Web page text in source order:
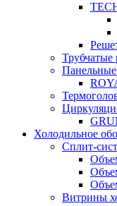
Трубчатые
Холодильное
Сплит-
Витрины